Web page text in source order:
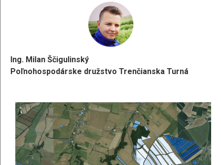
Ing. Milan Ščigulinský
Poľnohospodárske družstvo Trenčianska Turná